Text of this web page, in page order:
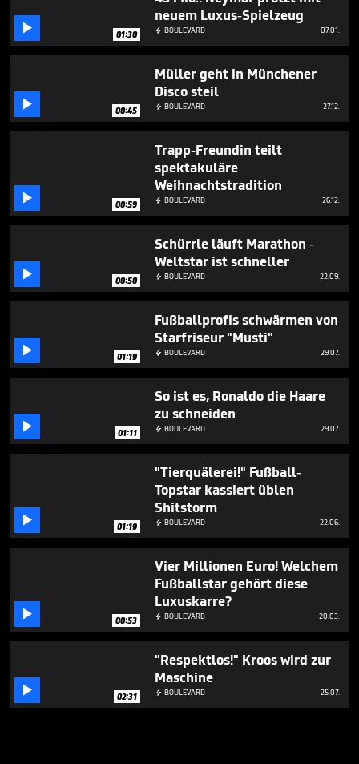
minute,
seconds
 01:30
neuem Luxus-Spielzeug
 BOULEVARD 07.01.
 00:45
Müller geht in Münchener
Disco steil
 BOULEVARD 27.12.
 00:59
Trapp-Freundin teilt
spektakuläre
Weihnachtstradition
 BOULEVARD 26.12.
 00:50
Schürrle läuft Marathon -
Weltstar ist schneller
 BOULEVARD 22.09.
 01:19
Fußballprofis schwärmen von
Starfriseur "Musti"
 BOULEVARD 29.07.
 01:11
So ist es, Ronaldo die Haare
zu schneiden
 BOULEVARD 29.07.
 01:19
"Tierquälerei!" Fußball-
Topstar kassiert üblen
Shitstorm
 BOULEVARD 22.06.
 00:53
Vier Millionen Euro! Welchem
Fußballstar gehört diese
Luxuskarre?
 BOULEVARD 20.03.
 02:31
"Respektlos!" Kroos wird zur
Maschine
 BOULEVARD 25.07.